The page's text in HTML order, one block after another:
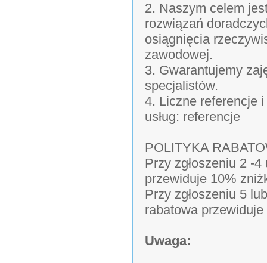
2. Naszym celem
rozwiązań
osiągnięcia
zawodowej.
3. Gwarantujemy
specjalistów.
4. Liczne referencje
usług: referencje
POLITYKA
Przy zgłoszeniu 2 -
przewiduje 10%
Przy zgłoszeniu 5
rabatowa
Uwaga: